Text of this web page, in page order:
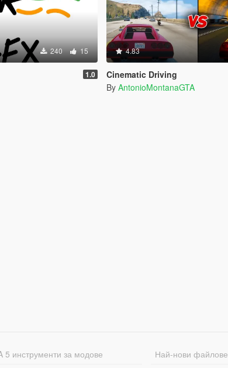
240 15
1.0
4.83
Cinematic Driving
By AntonioMontanaGTA
5 инструменти за модове Най-нови файлове